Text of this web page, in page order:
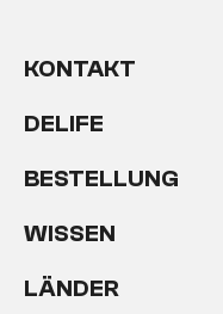
KONTAKT
DELIFE
BESTELLUNG
WISSEN
LÄNDER